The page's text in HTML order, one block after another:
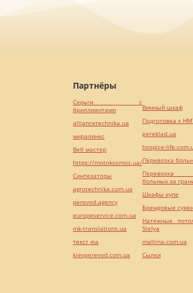
Партнёры
Серьги с
бриллиантами
alliancetechnika.ua
миралинкс
Веб мастер
https://motokosmos.ua/
Синтезаторы
agrotechnika.com.ua
perevod.agency
europeservice.com.ua
mk-translations.ua
текст юа
kievperevod.com.ua
Винный шкаф
Подготовка к
pereklad.ua
hospice-
Перевозка
Перевозка
больных за
Шкафы купе
Брендовые
Натяжные
Stelya
maltina.com.ua
Cылки